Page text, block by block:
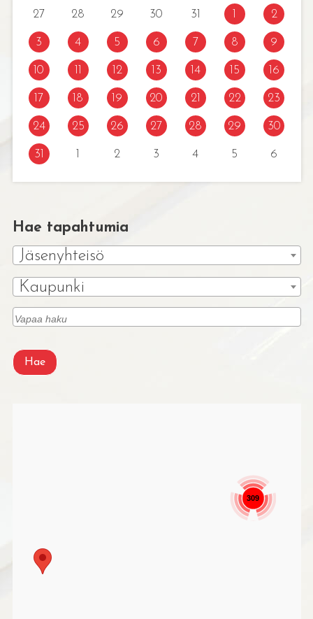
27 28 29 30 31 2
3 4 5 6 7 8 9
10 12 13 14 15 16
17 18 19 20 21 22 23
24 25 26 27 28 29 30
31 2 3 4 5 6
Hae tapahtumia
Jäsenyhteisö
Kaupunki
Hae
309